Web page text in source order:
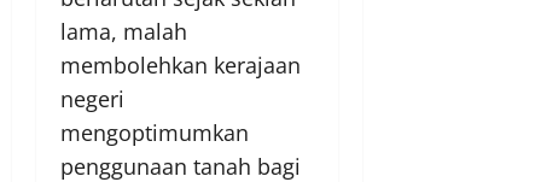
lama, malah
membolehkan kerajaan
negeri
mengoptimumkan
penggunaan tanah bagi